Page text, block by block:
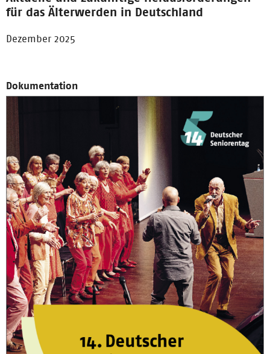
für das Älterwerden in Deutschland
Dezember 2025
Dokumentation